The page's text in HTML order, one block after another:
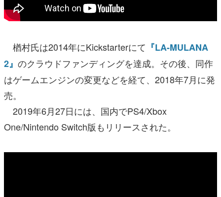
楢村氏は2014年にKickstarterにて 『LA-MULANA
2』 のクラウドファンディングを達成。その後、同作
はゲームエンジンの変更などを経て、2018年7月に発
売。
2019年6月27日には、国内でPS4/Xbox
One/Nintendo Switch版もリリースされた。